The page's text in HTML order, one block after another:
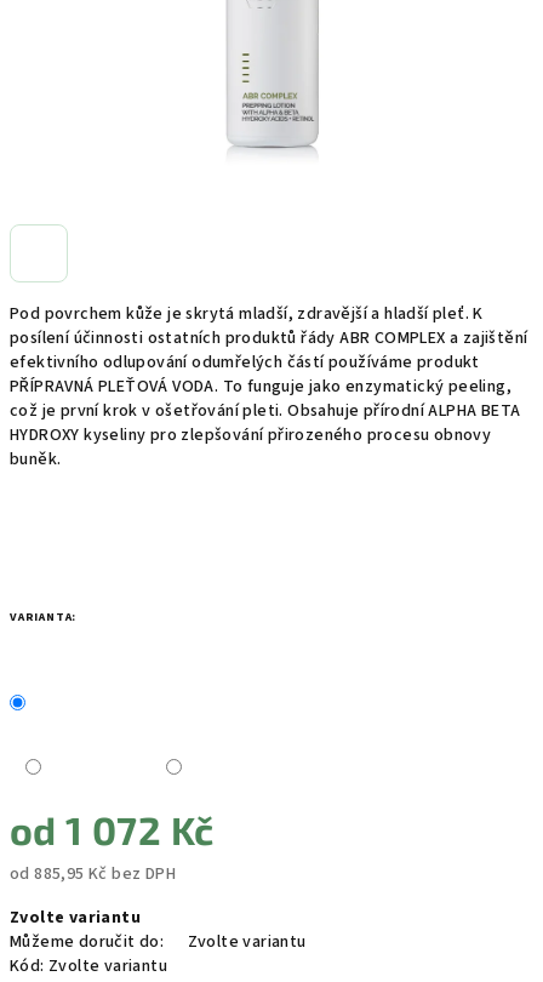
Pod povrchem kůže je skrytá mladší, zdravější a hladší pleť. K
posílení účinnosti ostatních produktů řády ABR COMPLEX a zajištění
efektivního odlupování odumřelých částí používáme produkt
PŘÍPRAVNÁ PLEŤOVÁ VODA. To funguje jako enzymatický peeling,
což je první krok v ošetřování pleti. Obsahuje přírodní ALPHA BETA
HYDROXY kyseliny pro zlepšování přirozeného procesu obnovy
buněk.
VARIANTA:
od1 072 Kč
od885,95 Kč bez DPH
cena:
Zvolte variantu
Můžeme doručit do:
Zvolte variantu
Kód: Zvolte variantu